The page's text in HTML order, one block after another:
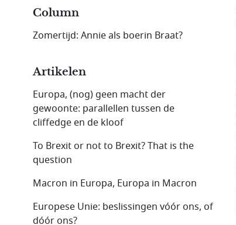
Column
Zomertijd: Annie als boerin Braat?
Artikelen
Europa, (nog) geen macht der
gewoonte: parallellen tussen de
cliffedge en de kloof
To Brexit or not to Brexit? That is the
question
Macron in Europa, Europa in Macron
Europese Unie: beslissingen vóór ons, of
dóór ons?